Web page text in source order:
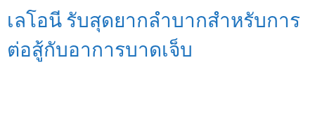
เลโอนี รับสุดยากลำบากสำหรับการ
ต่อสู้กับอาการบาดเจ็บ